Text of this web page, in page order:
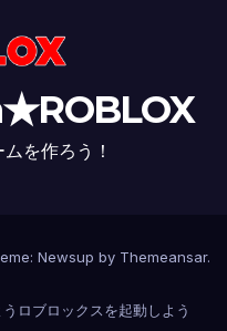
を作ろう！
Newsup by Themeansar.
ロブロックスを起動しよう